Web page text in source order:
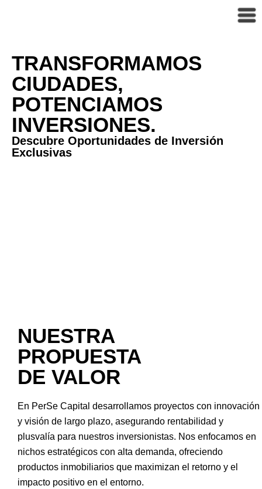
TRANSFORMAMOS
CIUDADES,
POTENCIAMOS
INVERSIONES.
Descubre Oportunidades de Inversión
Exclusivas
NUESTRA
PROPUESTA
DE VALOR
En PerSe Capital desarrollamos proyectos con innovación
y visión de largo plazo, asegurando rentabilidad y
plusvalía para nuestros inversionistas. Nos enfocamos en
nichos estratégicos con alta demanda, ofreciendo
productos inmobiliarios que maximizan el retorno y el
impacto positivo en el entorno.